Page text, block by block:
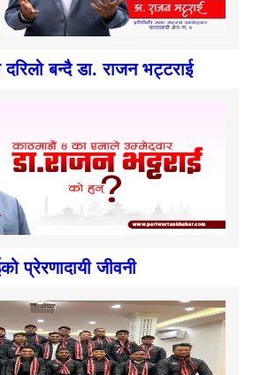
बन्दै डा. राजन भट्टराई
प्रेरणादायी जीवनी